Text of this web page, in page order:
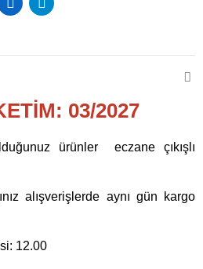
03/2027
ürünler eczane çıkışlı
alışverişlerde aynı gün kargo
12.00